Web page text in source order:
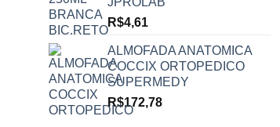
R$4,61
ALMOFADA ANATOMICA
COCCIX ORTOPEDICO
SUPERMEDY
R$172,78